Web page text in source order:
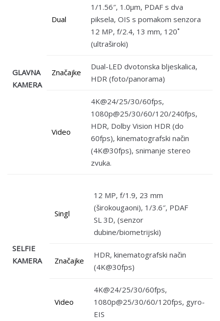
GLAVNA
KAMERA
Dual
1/1.56″, 1.0µm, PDAF s dva
piksela, OIS s pomakom senzora
12 MP, f/2.4, 13 mm, 120˚
(ultraširoki)
Značajke
Dual-LED dvotonska bljeskalica,
HDR (foto/panorama)
Video
4K@24/25/30/60fps,
1080p@25/30/60/120/240fps,
HDR, Dolby Vision HDR (do
60fps), kinematografski način
(4K@30fps), snimanje stereo
zvuka.
SELFIE
KAMERA
Singl
12 MP, f/1.9, 23 mm
(širokougaoni), 1/3.6″, PDAF
SL 3D, (senzor
dubine/biometrijski)
Značajke
HDR, kinematografski način
(4K@30fps)
Video
4K@24/25/30/60fps,
1080p@25/30/60/120fps, gyro-
EIS